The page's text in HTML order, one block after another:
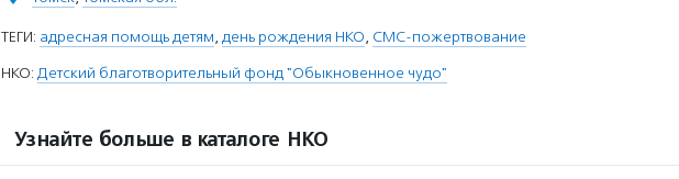
ТЕГИ: адресная помощь детям, день рождения НКО, СМС-пожертвование
НКО: Детский благотворительный фонд "Обыкновенное чудо"
Узнайте больше в каталоге НКО